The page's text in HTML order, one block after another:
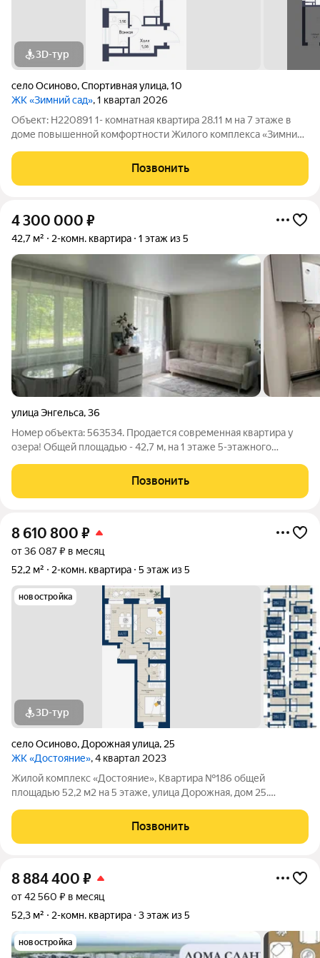
3D-тур
село Осиново,Спортивная улица,10
ЖК «Зимний сад», 1 квартал 2026
Объект: Н220891 1- комнатная квартира 28.11 м на 7 этаже в
доме повышенной комфортности Жилого комплекса «Зимний
предчистовой отделкой White box. О Жилом комплексе
ЗИМНИЙ САД: «Зимний сад» - жилой
Позвонить
4 300 000 ₽
42,7 м² 2-комн. квартира 1 этаж из 5
улица Энгельса,36
Номер объекта: 563534. Продается современная квартира у
озера! Общей площадью - 42,7 м, на 1 этаже 5-этажного
выполнен дизайнерский ремонт. На полу плитка в светлых
тонах, теплые полы, натяжные
Позвонить
8 610 800 ₽
от 36 087 ₽ в месяц
52,2 м²
2-комн. квартира 5 этаж из 5
новостройка
3D-тур
село Осиново, Дорожная улица, 25
ЖК «Достояние», 4 квартал 2023
Жилой комплекс «Достояние», Квартира №186 общей
площадью 52,2 м2 на 5 этаже, улица Дорожная, дом 25.
комфорт-клаcсa oт зaстройщикa НоваСтрой. Дома сданы.
Комплекс совмещает в себе доступность
Позвонить
8 884 400 ₽
от 42 560 ₽ в месяц
52,3 м²
2-комн. квартира 3 этаж из 5
новостройка